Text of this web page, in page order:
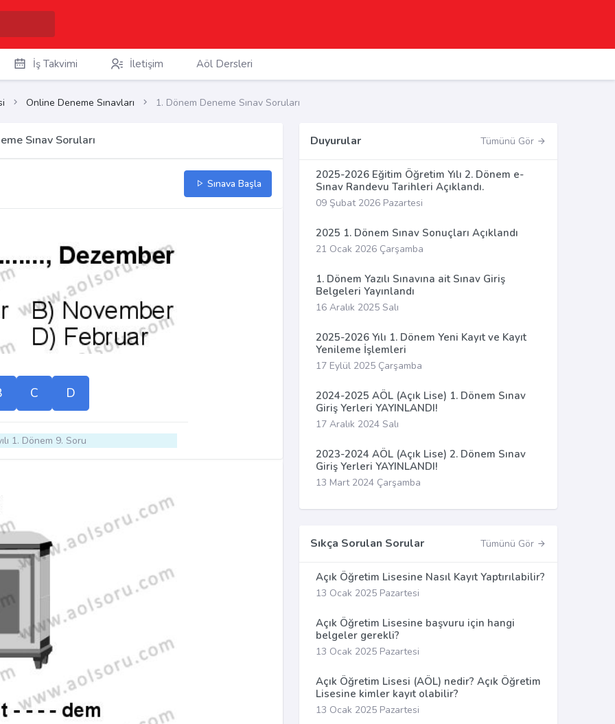
İş Takvimi İletişim Aöl Dersleri
Online Deneme Sınavları 1. Dönem Deneme Sınav Soruları
Sınav Soruları
Sınava Başla
C D
1. Dönem 9. Soru
Duyurular Tümünü Gör
2025-2026 Eğitim Öğretim Yılı 2. Dönem e-
Sınav Randevu Tarihleri Açıklandı.
09 Şubat 2026 Pazartesi
2025 1. Dönem Sınav Sonuçları Açıklandı
21 Ocak 2026 Çarşamba
1. Dönem Yazılı Sınavına ait Sınav Giriş
Belgeleri Yayınlandı
16 Aralık 2025 Salı
2025-2026 Yılı 1. Dönem Yeni Kayıt ve Kayıt
Yenileme İşlemleri
17 Eylül 2025 Çarşamba
2024-2025 AÖL (Açık Lise) 1. Dönem Sınav
Giriş Yerleri YAYINLANDI!
17 Aralık 2024 Salı
2023-2024 AÖL (Açık Lise) 2. Dönem Sınav
Giriş Yerleri YAYINLANDI!
13 Mart 2024 Çarşamba
Sıkça Sorulan Sorular Tümünü Gör
Açık Öğretim Lisesine Nasıl Kayıt Yaptırılabilir?
13 Ocak 2025 Pazartesi
Açık Öğretim Lisesine başvuru için hangi
belgeler gerekli?
13 Ocak 2025 Pazartesi
Açık Öğretim Lisesi (AÖL) nedir? Açık Öğretim
Lisesine kimler kayıt olabilir?
13 Ocak 2025 Pazartesi